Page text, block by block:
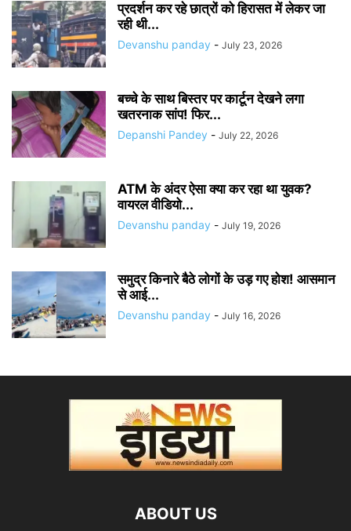
प्रदर्शन कर रहे छात्रों को हिरासत में लेकर जा
रही थी...
Devanshu panday - July 23, 2026
बच्चे के साथ बिस्तर पर कार्टून देखने लगा
खतरनाक सांप! फिर...
Depanshi Pandey - July 22, 2026
ATM के अंदर ऐसा क्या कर रहा था युवक?
वायरल वीडियो...
Devanshu panday - July 19, 2026
समुद्र किनारे बैठे लोगों के उड़ गए होश! आसमान
से आई...
Devanshu panday - July 16, 2026
ABOUT US